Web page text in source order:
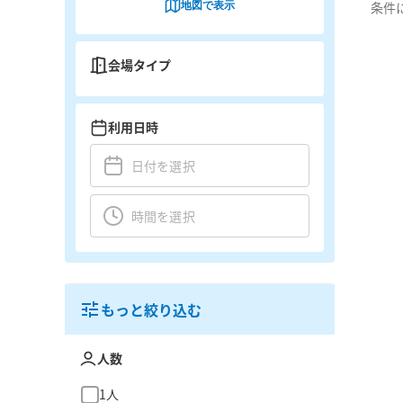
条件
地図で表示
会場タイプ
利用日時
もっと絞り込む
人数
1人